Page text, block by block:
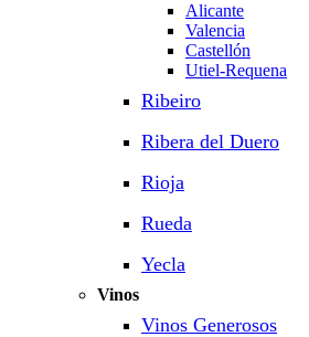
Alicante
Valencia
Castellón
Utiel-Requena
Ribeiro
Ribera del Duero
Rioja
Rueda
Yecla
Vinos
Vinos Generosos